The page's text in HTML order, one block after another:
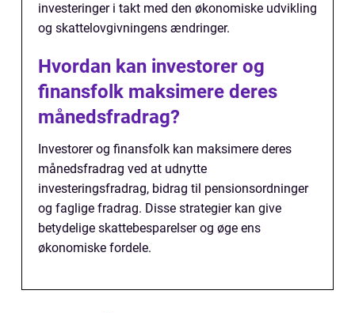
investeringer i takt med den økonomiske udvikling
og skattelovgivningens ændringer.
Hvordan kan investorer og
finansfolk maksimere deres
månedsfradrag?
Investorer og finansfolk kan maksimere deres
månedsfradrag ved at udnytte
investeringsfradrag, bidrag til pensionsordninger
og faglige fradrag. Disse strategier kan give
betydelige skattebesparelser og øge ens
økonomiske fordele.